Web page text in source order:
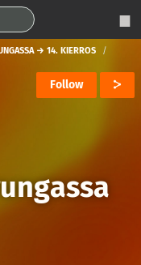
→ 14. KIERROS
Follow